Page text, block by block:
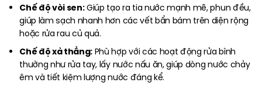
Chế độ vòi sen:Giúp tạo ra tia nước mạnh mẽ, phun đều,
giúp làm sạch nhanh hơn các vết bẩn bám trên diện rộng
hoặc rửa rau củ quả.
Chế độ xả thẳng:Phù hợp với các hoạt động rửa bình
thường như rửa tay, lấy nước nấu ăn, giúp dòng nước chảy
êm và tiết kiệm lượng nước đáng kể.